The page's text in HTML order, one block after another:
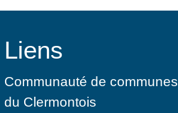
Liens
Communauté de communes
du Clermontois